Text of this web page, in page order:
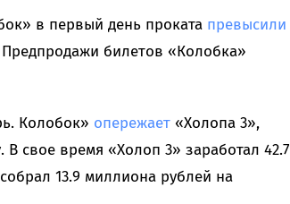
в первый день проката превысили
билетов «Колобка»
Колобок» опережает«Холопа 3»,
свое время «Холоп 3» заработал 42.7
13.9 миллиона рублей на